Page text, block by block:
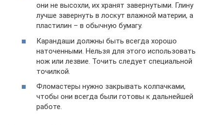
они не высохли, их хранят завернутыми. Глину
лучше завернуть в лоскут влажной материи, а
пластилин – в обычную бумагу.
Карандаши должны быть всегда хорошо
наточенными. Нельзя для этого использовать
нож или лезвие. Точить следует специальной
точилкой.
Фломастеры нужно закрывать колпачками,
чтобы они всегда были готовы к дальнейшей
работе.